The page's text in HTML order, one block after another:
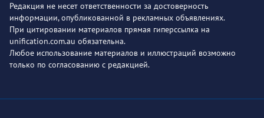
Редакция не несет ответственности за достоверность
информации, опубликованной в рекламных объявлениях.
При цитировании материалов прямая гиперссылка на
unification.com.au обязательна.
Любое использование материалов и иллюстраций возможно
только по согласованию с редакцией.